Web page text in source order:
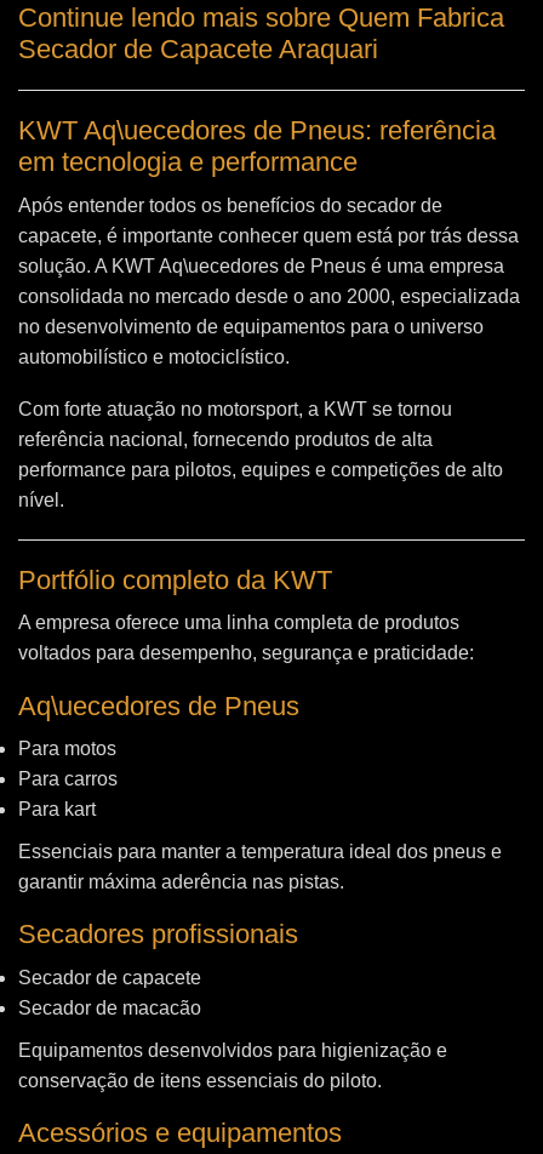
Continue lendo mais sobre Quem Fabrica
Secador de Capacete Araquari
KWT Aq\uecedores de Pneus: referência
em tecnologia e performance
Após entender todos os benefícios do secador de
capacete, é importante conhecer quem está por trás dessa
solução. A KWT Aq\uecedores de Pneus é uma empresa
consolidada no mercado desde o ano 2000, especializada
no desenvolvimento de equipamentos para o universo
automobilístico e motociclístico.
Com forte atuação no motorsport, a KWT se tornou
referência nacional, fornecendo produtos de alta
performance para pilotos, equipes e competições de alto
nível.
Portfólio completo da KWT
A empresa oferece uma linha completa de produtos
voltados para desempenho, segurança e praticidade:
Aq\uecedores de Pneus
Para motos
Para carros
Para kart
Essenciais para manter a temperatura ideal dos pneus e
garantir máxima aderência nas pistas.
Secadores profissionais
Secador de capacete
Secador de macacão
Equipamentos desenvolvidos para higienização e
conservação de itens essenciais do piloto.
Acessórios e equipamentos